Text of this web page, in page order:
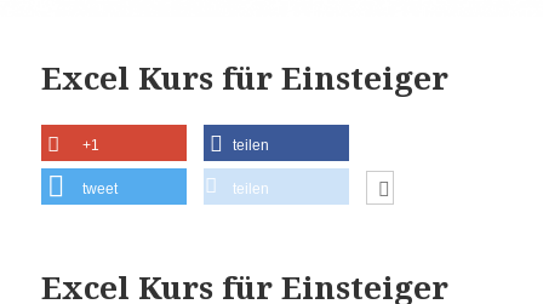
Excel Kurs für Einsteiger
+1 teilen
tweet teilen
Excel Kurs für Einsteiger